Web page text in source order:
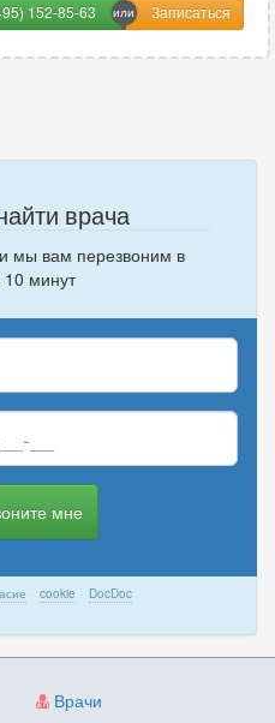
152-85-63
врача
мы вам перезвоним в
10 минут
номер
телефона
мне
· cookie · DocDoc
Врачи